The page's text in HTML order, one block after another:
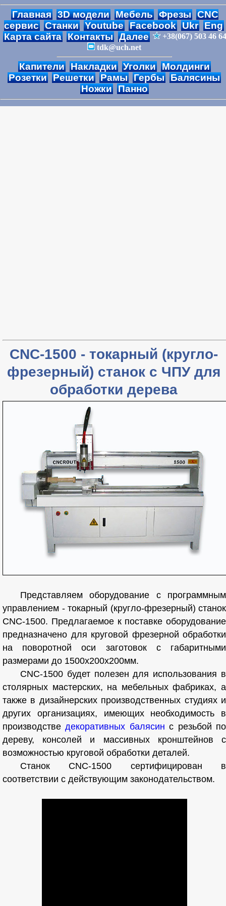
Главная 3D модели Мебель Фрезы CNC
сервис Станки Youtube Facebook Ukr Eng
Карта сайта Контакты Далее
+38(067) 503 46 64
tdk@uch.net
Капители Накладки Уголки Молдинги
Розетки Решетки Рамы Гербы Балясины
Ножки Панно
CNC-1500 - токарный (кругло-
фрезерный) станок с ЧПУ для
обработки дерева
Представляем оборудование с программным
управлением - токарный (кругло-фрезерный) станок
CNC-1500. Предлагаемое к поставке оборудование
предназначено для круговой фрезерной обработки
на поворотной оси заготовок с габаритными
размерами до 1500х200х200мм.
CNC-1500 будет полезен для использования в
столярных мастерских, на мебельных фабриках, а
также в дизайнерских производственных студиях и
других организациях, имеющих необходимость в
производстведекоративных балясин с резьбой по
дереву, консолей и массивных кронштейнов с
возможностью круговой обработки деталей.
Станок CNC-1500 сертифицирован в
соответствии с действующим законодательством.